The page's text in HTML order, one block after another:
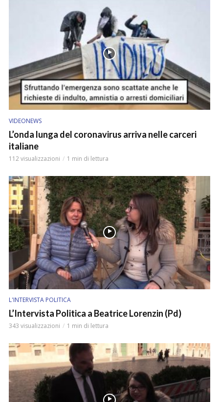
VIDEONEWS
L’onda lunga del coronavirus arriva nelle carceri
italiane
112 visualizzazioni 1 min di lettura
L'INTERVISTA POLITICA
L’Intervista Politica a Beatrice Lorenzin (Pd)
343 visualizzazioni 1 min di lettura